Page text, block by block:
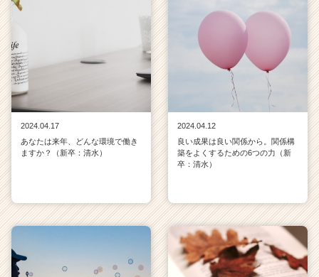
2024.04.17
あなたは来年、どんな環境で働き
ますか？（新卒：清水）
2024.04.12
良い成果は良い関係から。関係構
築をよくするための6つの力（新
卒：清水）